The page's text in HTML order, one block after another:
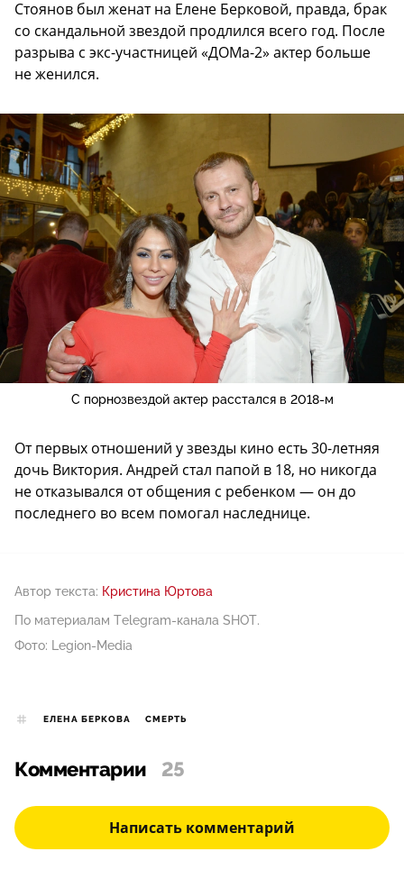
Стоянов был женат на Елене Берковой, правда, брак
со скандальной звездой продлился всего год. После
разрыва с экс-участницей «ДОМа-2» актер больше
не женился.
С порнозвездой актер расстался в 2018-м
От первых отношений у звезды кино есть 30-летняя
дочь Виктория. Андрей стал папой в 18, но никогда
не отказывался от общения с ребенком — он до
последнего во всем помогал наследнице.
Автор текста: Кристина Юртова
По материалам Telegram-канала SHOT.
Фото: Legion-Media
ЕЛЕНА БЕРКОВА СМЕРТЬ
Комментарии 25
Написать комментарий